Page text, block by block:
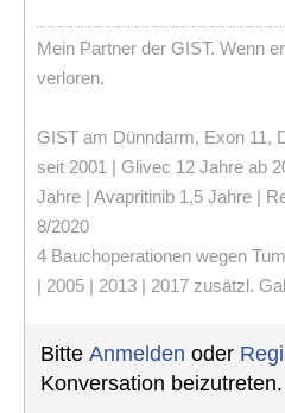
Mein Partner der GIST. Wenn
verloren.
GIST am Dünndarm, Exon 11,
seit 2001 | Glivec 12 Jahre ab
Jahre | Avapritinib 1,5 Jahre |
8/2020
4 Bauchoperationen wegen
| 2005 | 2013 | 2017 zusätzl.
Bitte Anmelden oder
Konversation beizutreten.